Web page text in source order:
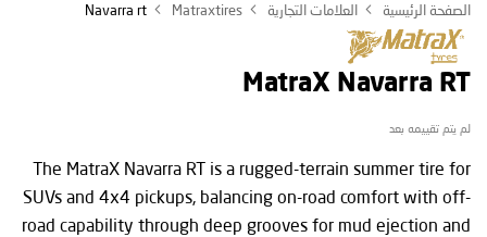
الصفحة الرئيسية العلامات التجارية Matraxtires
Navarra rt
MatraX Navarra RT
لم يتم تقييمه بعد
The MatraX Navarra RT is a rugged-terrain summer tire for
SUVs and 4x4 pickups, balancing on-road comfort with off-
road capability through deep grooves for mud ejection and